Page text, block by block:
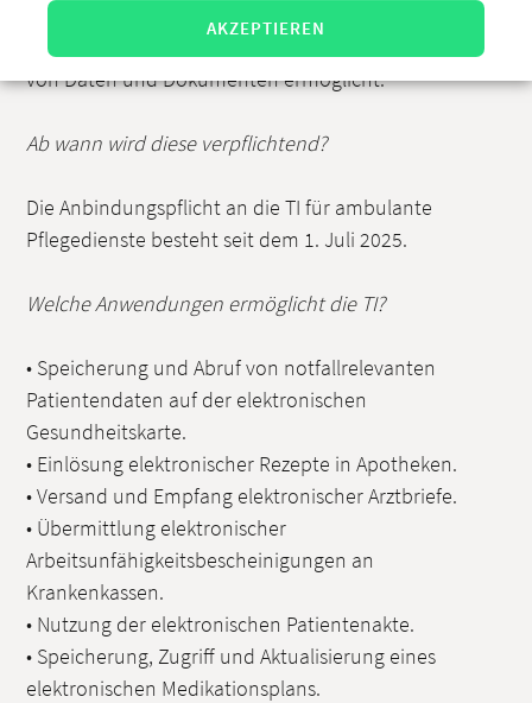
AKZEPTIEREN
Netzwerk, das alle Beteiligten in der
Patientenversorgung verbindet und den Austausch
von Daten und Dokumenten ermöglicht.
Ab wann wird diese verpflichtend?
Die Anbindungspflicht an die TI für ambulante
Pflegedienste besteht seit dem 1. Juli 2025.
Welche Anwendungen ermöglicht die TI?
• Speicherung und Abruf von notfallrelevanten
Patientendaten auf der elektronischen
Gesundheitskarte.
• Einlösung elektronischer Rezepte in Apotheken.
• Versand und Empfang elektronischer Arztbriefe.
• Übermittlung elektronischer
Arbeitsunfähigkeitsbescheinigungen an
Krankenkassen.
• Nutzung der elektronischen Patientenakte.
• Speicherung, Zugriff und Aktualisierung eines
elektronischen Medikationsplans.